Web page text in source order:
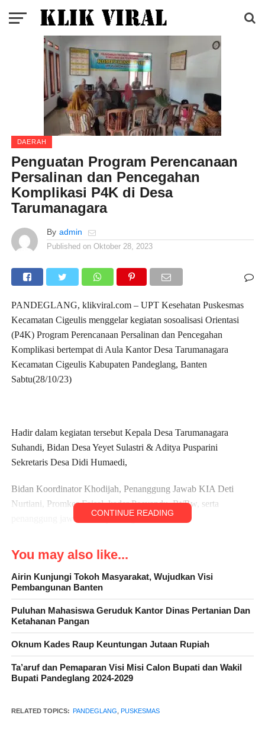
DAERAH
Penguatan Program Perencanaan
Persalinan dan Pencegahan
Komplikasi P4K di Desa
Tarumanagara
By admin
Published on Oktober 28, 2023
PANDEGLANG, klikviral.com – UPT Kesehatan Puskesmas
Kecamatan Cigeulis menggelar kegiatan sosoalisasi Orientasi
(P4K) Program Perencanaan Persalinan dan Pencegahan
Komplikasi bertempat di Aula Kantor Desa Tarumanagara
Kecamatan Cigeulis Kabupaten Pandeglang, Banten
Sabtu(28/10/23)
Hadir dalam kegiatan tersebut Kepala Desa Tarumanagara
Suhandi, Bidan Desa Yeyet Sulastri & Aditya Pusparini
Sekretaris Desa Didi Humaedi,
Bidan Koordinator Khodijah, Penanggung Jawab KIA Deti
Nurtiani, Promkes Faisal, kader Posyandu, Rt/Rw, serta
penanggung jawab Gizi Iyam Agustina.
CONTINUE READING
You may also like...
Airin Kunjungi Tokoh Masyarakat, Wujudkan Visi
Pembangunan Banten
Puluhan Mahasiswa Geruduk Kantor Dinas Pertanian Dan
Ketahanan Pangan
Oknum Kades Raup Keuntungan Jutaan Rupiah
Ta’aruf dan Pemaparan Visi Misi Calon Bupati dan Wakil
Bupati Pandeglang 2024-2029
RELATED TOPICS: PANDEGLANG PUSKESMAS